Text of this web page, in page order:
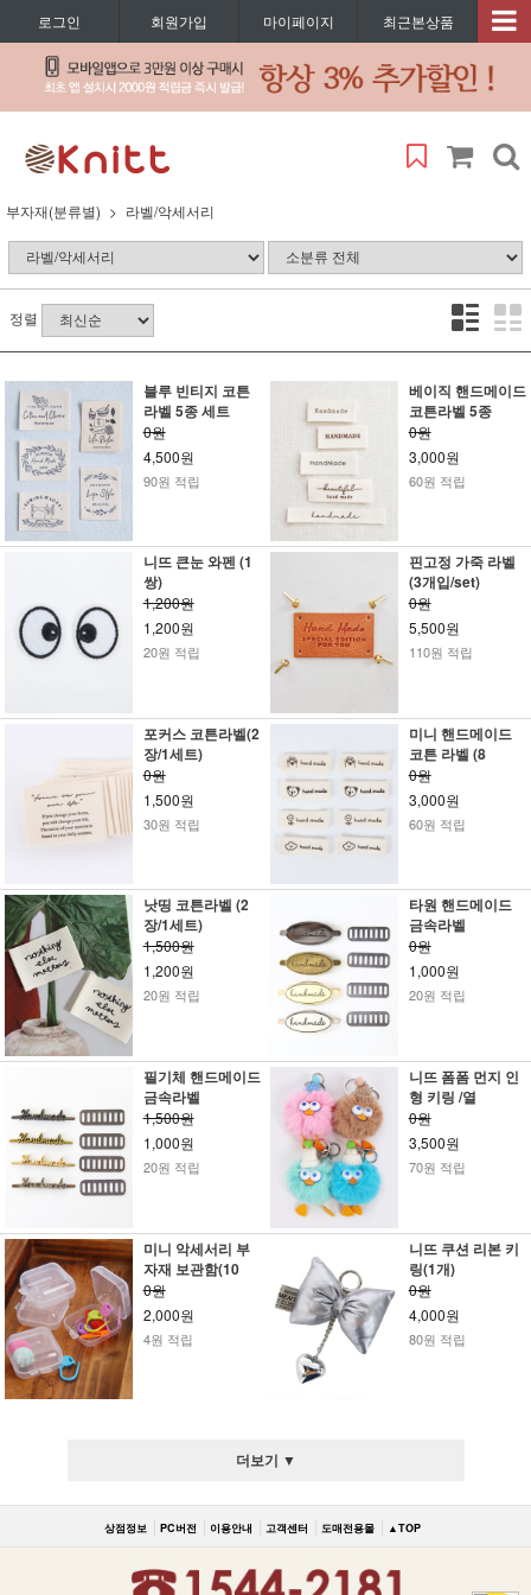
로그인 회원가입 마이페이지 최근본상품
부자재(분류별) 라벨/악세서리
정렬
블루 빈티지 코튼
라벨 5종 세트
0원
4,500원
90원 적립
베이직 핸드메이드
코튼라벨 5종
0원
3,000원
60원 적립
니뜨 큰눈 와펜 (1
쌍)
1,200원
1,200원
20원 적립
핀고정 가죽 라벨
(3개입/set)
0원
5,500원
110원 적립
포커스 코튼라벨(2
장/1세트)
0원
1,500원
30원 적립
미니 핸드메이드
코튼 라벨 (8
0원
3,000원
60원 적립
낫띵 코튼라벨 (2
장/1세트)
1,500원
1,200원
20원 적립
타원 핸드메이드
금속라벨
0원
1,000원
20원 적립
필기체 핸드메이드
금속라벨
1,500원
1,000원
20원 적립
니뜨 폼폼 먼지 인
형 키링 /열
0원
3,500원
70원 적립
미니 악세서리 부
자재 보관함(10
0원
2,000원
4원 적립
니뜨 쿠션 리본 키
링(1개)
0원
4,000원
80원 적립
더보기 ▼
상점정보 PC버전 이용안내 고객센터 도매전용몰 ▲TOP